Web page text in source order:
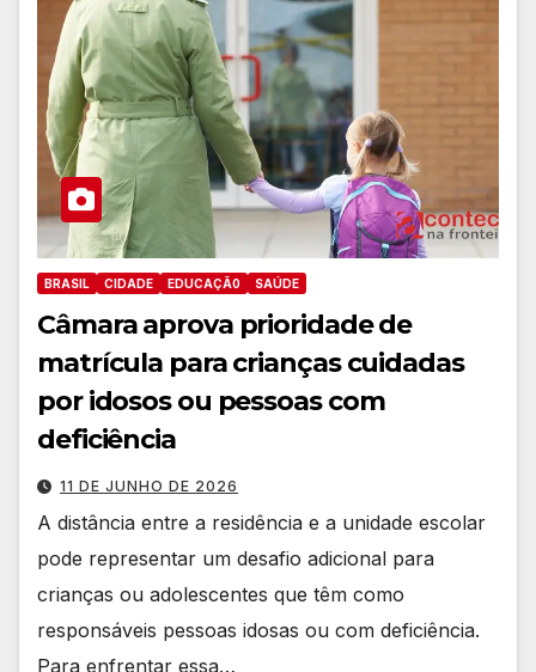
BRASIL CIDADE EDUCAÇÃ0 SAÚDE
Câmara aprova prioridade de
matrícula para crianças cuidadas
por idosos ou pessoas com
deficiência
11 DE JUNHO DE 2026
A distância entre a residência e a unidade escolar
pode representar um desafio adicional para
crianças ou adolescentes que têm como
responsáveis pessoas idosas ou com deficiência.
Para enfrentar essa…